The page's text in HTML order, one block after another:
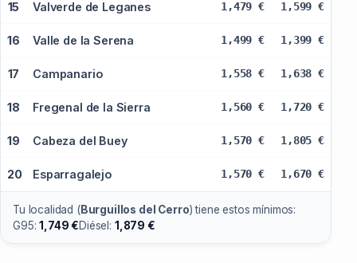
15 Valverde de Leganes 1,479 € 1,599 €
16 Valle de la Serena 1,499 € 1,399 €
17 Campanario 1,558 € 1,638 €
18 Fregenal de la Sierra 1,560 € 1,720 €
19 Cabeza del Buey 1,570 € 1,805 €
20 Esparragalejo 1,570 € 1,670 €
Tu localidad (Burguillos del Cerro) tiene estos mínimos:
G95:1,749 €Diésel: 1,879 €